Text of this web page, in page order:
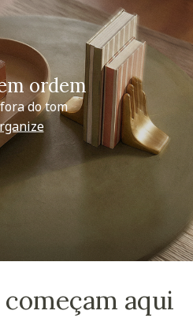
ordem
do tom
aqui